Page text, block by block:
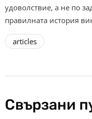
удоволствие, а не по
правилната история
articles
Свързани